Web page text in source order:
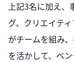
上記3名に加え、
グ、クリエイテ
がチームを組み
を活かして、ベ